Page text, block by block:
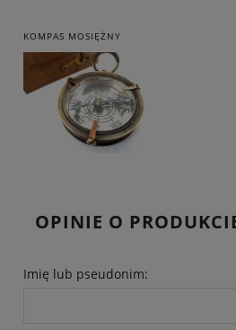
KOMPAS MOSIĘŻNY
OPINIE O
Imię lub pseudonim: